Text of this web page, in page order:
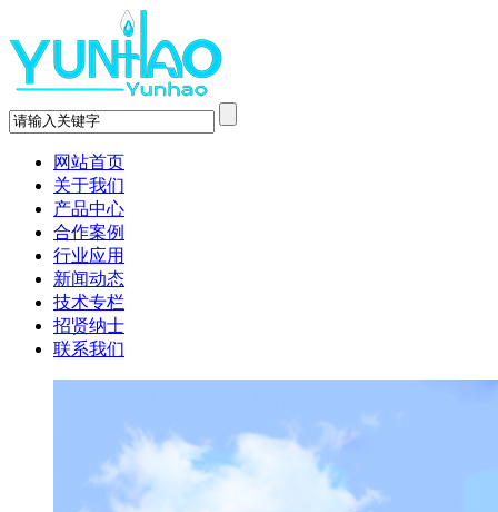
网站首页
关于我们
产品中心
合作案例
行业应用
新闻动态
技术专栏
招贤纳士
联系我们